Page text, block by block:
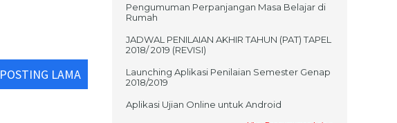
POSTING LAMA
Pengumuman Perpanjangan Masa Belajar di
Rumah
JADWAL PENILAIAN AKHIR TAHUN (PAT) TAPEL
2018/ 2019 (REVISI)
Launching Aplikasi Penilaian Semester Genap
2018/2019
Aplikasi Ujian Online untuk Android